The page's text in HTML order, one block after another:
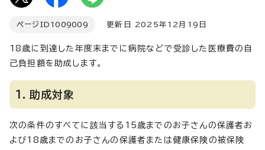
ページID 1009009 更新日 2025年12月19日
18歳に到達した年度末までに病院などで受診した医療費の自
己負担額を助成します。
1．助成対象
次の条件のすべてに該当する15歳までのお子さんの保護者お
よび18歳までのお子さんの保護者または健康保険の被保険